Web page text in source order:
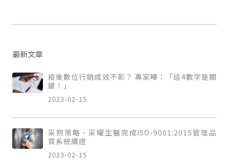
最新文章
疫後數位行銷成效不彰？ 專家曝：「這4數字是關
鍵！」
2023-02-15
采照策略、采曜生醫完成ISO-9001:2015管理品
質系統續證
2023-02-15